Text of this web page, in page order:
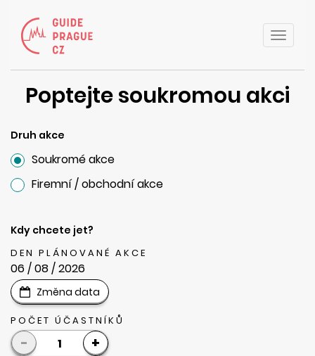
Toggle
Poptejte soukromou akci
Druh akce
Soukromé akce
Firemní / obchodní akce
Kdy chcete jet?
DEN PLÁNOVANÉ AKCE
06 / 08 / 2026
Změna data
POČET ÚČASTNÍKŮ
- 1 +